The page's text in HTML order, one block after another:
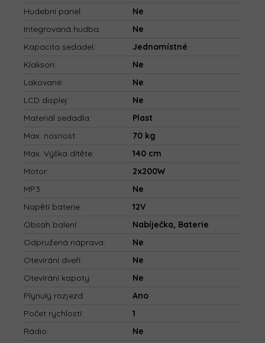
Hudební panel:
Ne
Integrovaná hudba:
Ne
Kapacita sedadel:
Jednomístné
Klakson:
Ne
Lakované:
Ne
LCD displej:
Ne
Materiál sedadla:
Plast
Max. nosnost:
70 kg
Max. Výška dítěte:
140 cm
Motor:
2x200W
MP3:
Ne
Napětí baterie:
12V
Obsah balení:
Nabíječka, Baterie
Odpružená náprava:
Ne
Otevírání dveří:
Ne
Otevírání kapoty:
Ne
Plynulý rozjezd:
Ano
Počet rychlostí:
1
Rádio:
Ne